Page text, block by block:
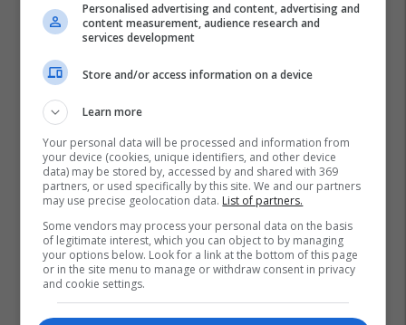
Gal Gadot Fast And Furious Wonder Woman
Personalised advertising and content, advertising and
content measurement, audience research and
services development
Store and/or access information on a device
Learn more
Your personal data will be processed and information from
your device (cookies, unique identifiers, and other device
data) may be stored by, accessed by and shared with 369
partners, or used specifically by this site. We and our partners
may use precise geolocation data. List of partners.
Some vendors may process your personal data on the basis
of legitimate interest, which you can object to by managing
your options below. Look for a link at the bottom of this page
or in the site menu to manage or withdraw consent in privacy
and cookie settings.